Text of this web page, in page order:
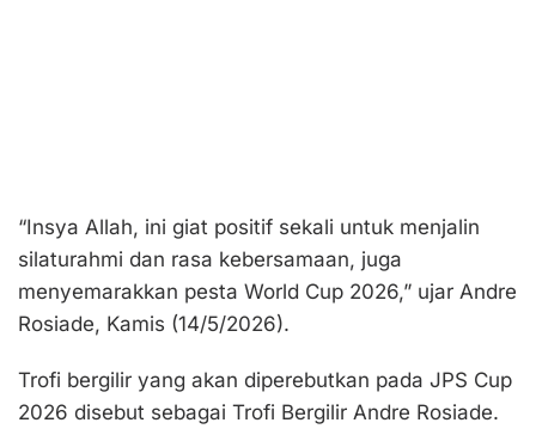
“Insya Allah, ini giat positif sekali untuk menjalin
silaturahmi dan rasa kebersamaan, juga
menyemarakkan pesta World Cup 2026,” ujar Andre
Rosiade, Kamis (14/5/2026).
Trofi bergilir yang akan diperebutkan pada JPS Cup
2026 disebut sebagai Trofi Bergilir Andre Rosiade.